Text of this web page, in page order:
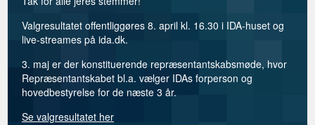
Valgresultatet offentliggøres 8. april kl. 16.30 i IDA-huset og
live-streames på ida.dk.
3. maj er der konstituerende repræsentantskabsmøde, hvor
Repræsentantskabet bl.a. vælger IDAs forperson og
hovedbestyrelse for de næste 3 år.
Se valgresultatet her